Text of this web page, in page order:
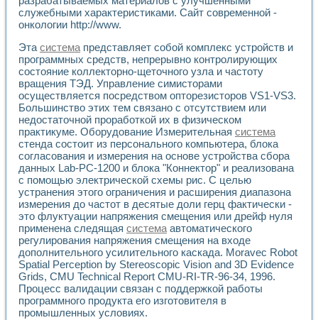
Использование программ ELECTRONICS WORKBENCH-
Лабораторный практикум по дисциплине «Цифровые
Лабораторный практикум по ИНС на основе LabVIEW
Лабораторный практикум по основам теории коммутации
Опыт использования NI LabVIEW для создания
Применение LabVIEW для исследования течения в
Создание виртуальной работы «Изучение магнитных
Обратный маятник
Устройство для изучения основ интерфейсов обмена по
Лабораторный практикум: изучение адиабатического
Стенд для исследования электрических переходных
Система статистической обработки результатов
Автоматизация лазерно-плазменных измерений с
Модельно-измерительный комплекс. Назначение. Состав.
Использование технологий NATIONAL INSTRUMENTS
Учебный практикум "Спектральный и корреляционный
Учебный стенд для исследования принципа действия
Оборудование и программное обеспечение учебных
Виртуальный лабораторный практикум для изучения
Управление роботом ТУР-10 средствами LabVIEW
Аппаратно-программный комплекс для исследования
Автоматизированный дистанционный лабораторный
Исследование возможности реставрации одномерных
служебными характеристиками. Сайт современной -
онкологии http://www.
Этасистемапредставляет собой комплекс устройств и
программных средств, непрерывно контролирующих
состояние коллекторно-щеточного узла и частоту
вращения ТЭД. Управление симисторами
осуществляется посредством опторезисторов VS1-VS3.
Большинство этих тем связано с отсутствием или
недостаточной проработкой их в физическом
практикуме. Оборудование Измерительная система
стенда состоит из персонального компьютера, блока
согласования и измерения на основе устройства сбора
данных Lab-PC-1200 и блока "Коннектор" и реализована
с помощью электрической схемы рис. С целью
устранения этого ограничения и расширения диапазона
измерения до частот в десятые доли герц фактически -
это флуктуации напряжения смещения или дрейф нуля
применена следящая системаавтоматического
регулирования напряжения смещения на входе
дополнительного усилительного каскада. Moravec Robot
Spatial Perception by Stereoscopic Vision and 3D Evidence
Grids, CMU Technical Report CMU-RI-TR-96-34, 1996.
Процесс валидации связан с поддержкой работы
программного продукта его изготовителя в
промышленных условиях.